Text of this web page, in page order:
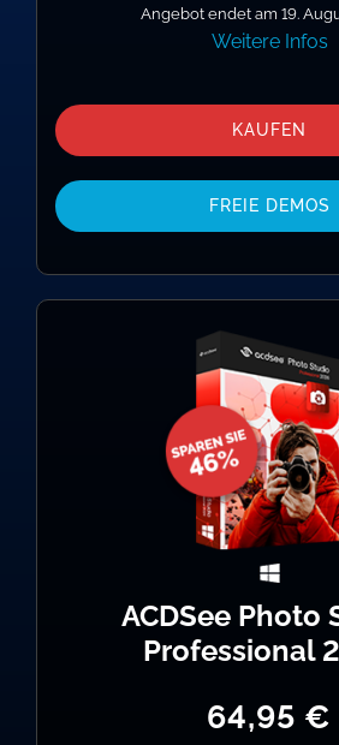
Angebot endet am 19.
Weitere Infos
KAUFEN
FREIE DEMOS
ACDSee Photo
Professional
64,95 €